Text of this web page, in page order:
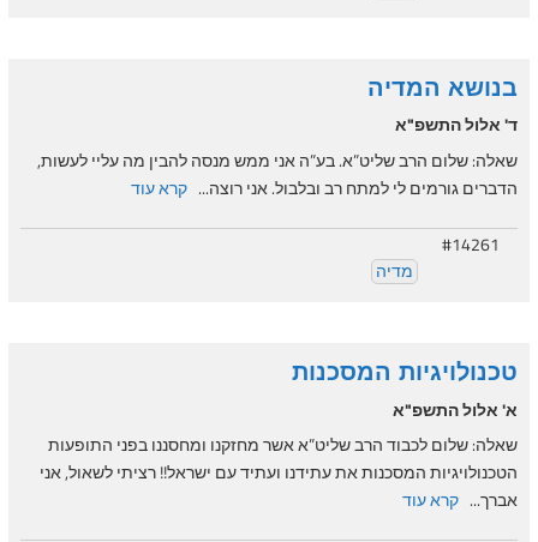
בנושא המדיה
ד' אלול התשפ"א
שאלה: שלום הרב שליט”א. בע”ה אני ממש מנסה להבין מה עליי לעשות,
הדברים גורמים לי למתח רב ובלבול. אני רוצה... קרא עוד
#14261
מדיה
טכנולויגיות המסכנות
א' אלול התשפ"א
שאלה: שלום לכבוד הרב שליט”א אשר מחזקנו ומחסננו בפני התופעות
הטכנולויגיות המסכנות את עתידנו ועתיד עם ישראל!! רציתי לשאול, אני
אברך... קרא עוד